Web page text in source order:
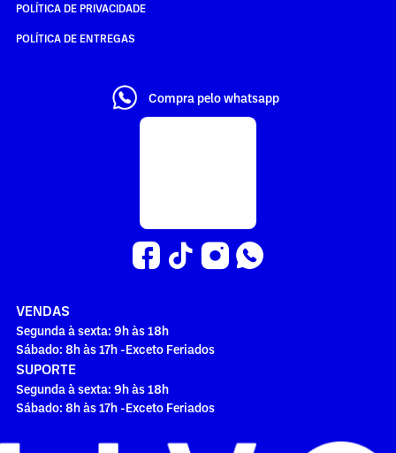
POLÍTICA DE PRIVACIDADE
POLÍTICA DE ENTREGAS
Compra pelo whatsapp
VENDAS
Segunda à sexta: 9h às 18h
Sábado: 8h às 17h -Exceto Feriados
SUPORTE
Segunda à sexta: 9h às 18h
Sábado: 8h às 17h -Exceto Feriados